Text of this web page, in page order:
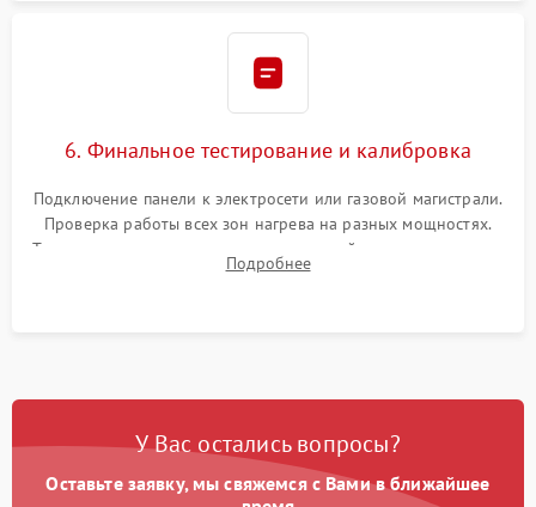
6. Финальное тестирование и калибровка
Подключение панели к электросети или газовой магистрали.
Проверка работы всех зон нагрева на разных мощностях.
Тестирование сенсорного управления, таймера, индикаторов
остаточного тепла и систем защиты от перегрева.
Подробнее
У Вас остались вопросы?
Оставьте заявку, мы свяжемся с Вами в ближайшее